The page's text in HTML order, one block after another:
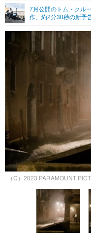
7月公開のトム・クル
作、約2分30秒の新予
（C）2023 PARAMOUNT